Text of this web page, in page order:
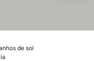
de sol